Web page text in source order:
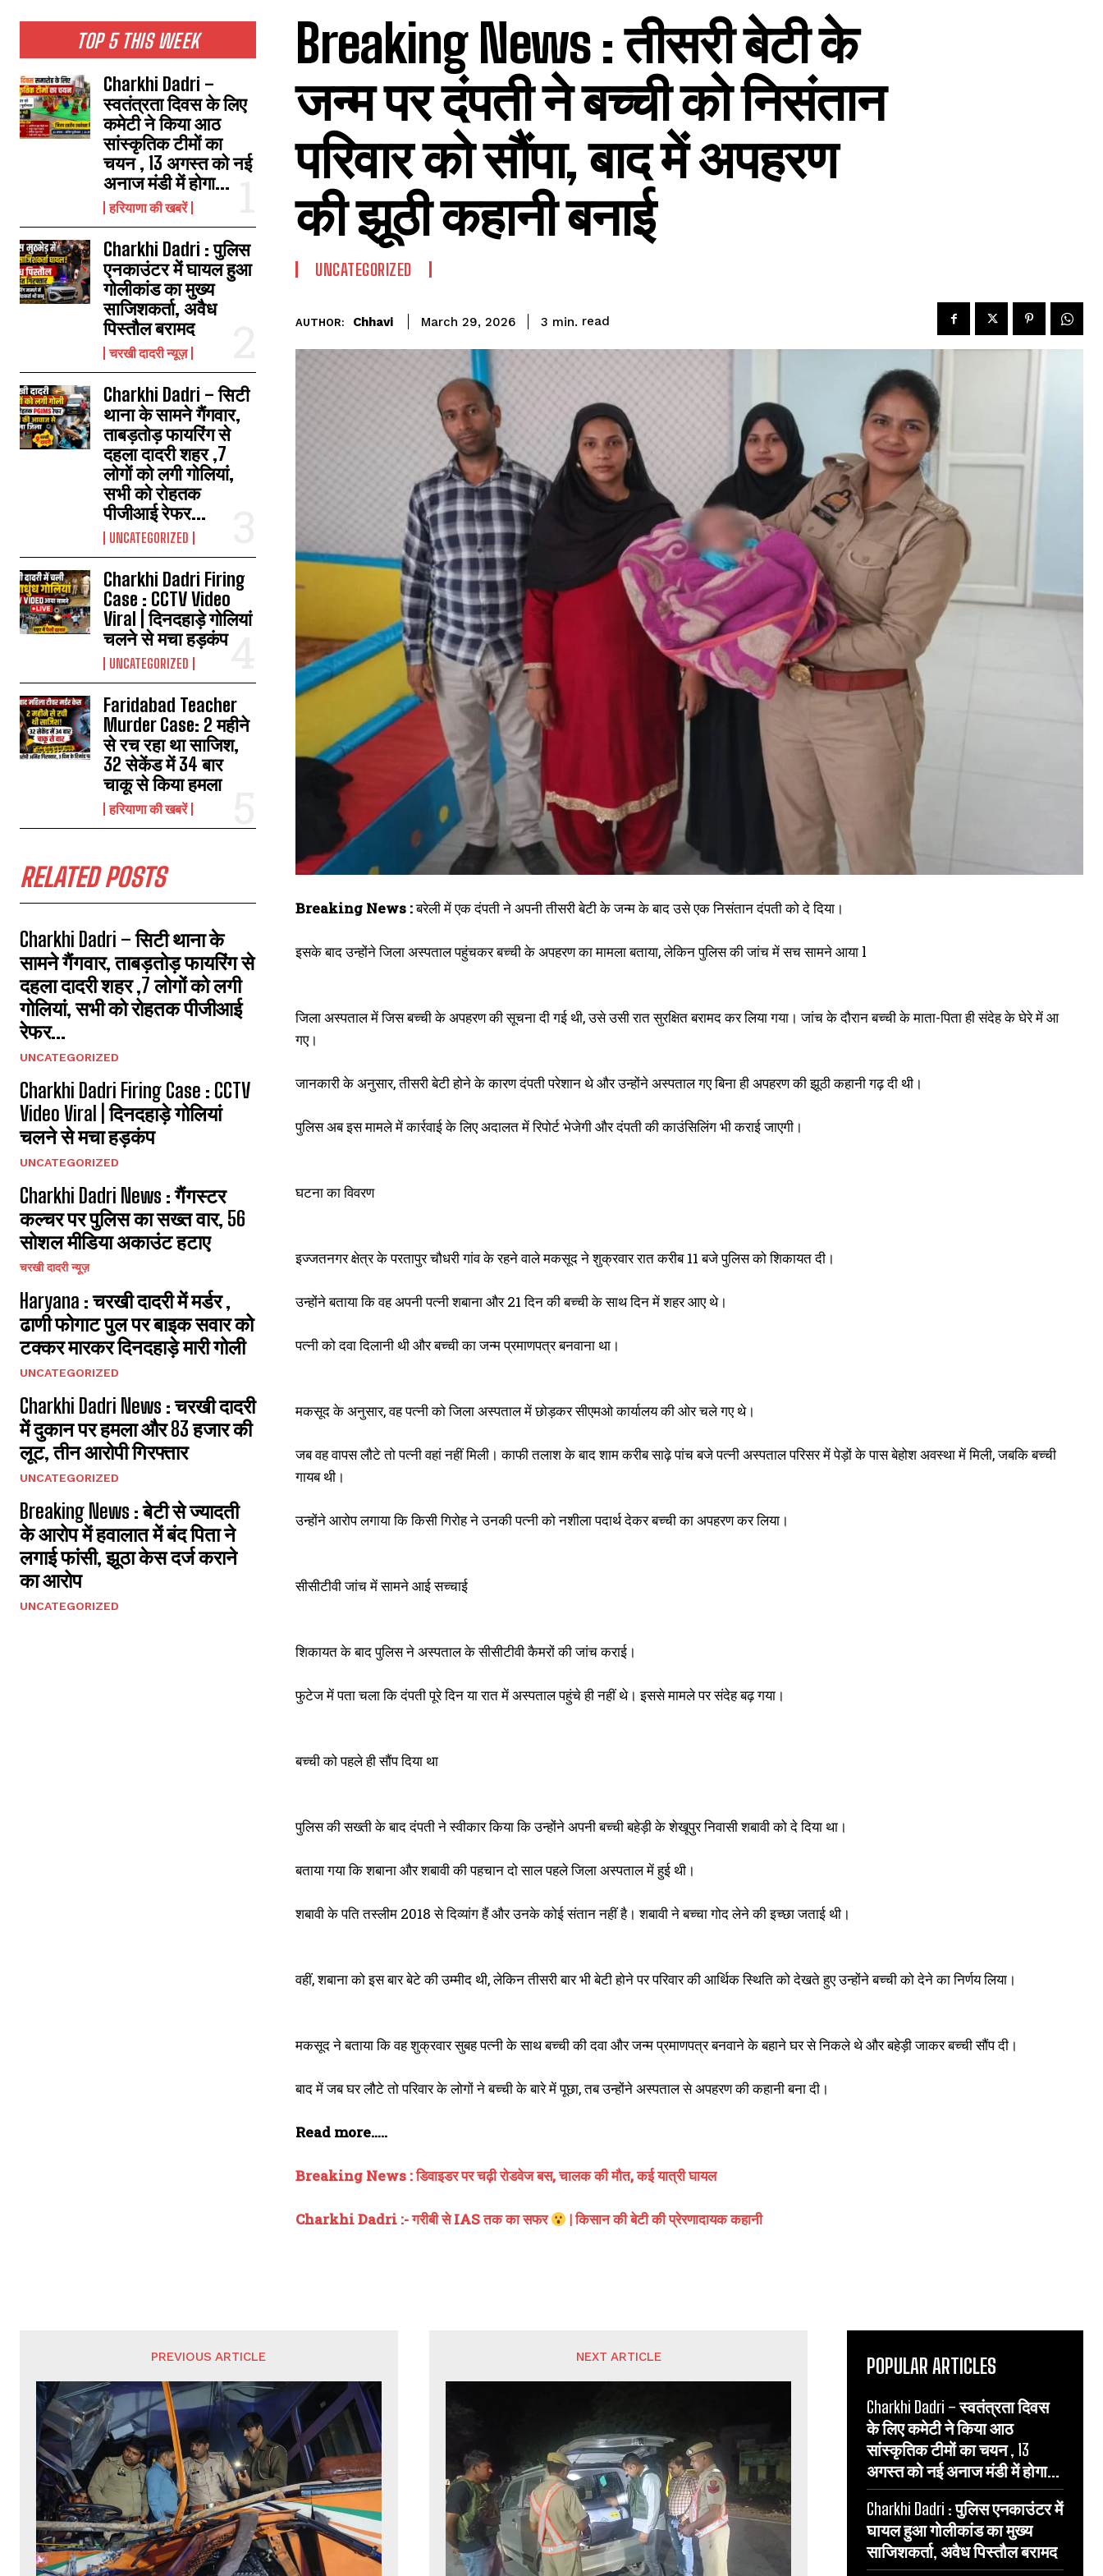
TOP 5 THIS WEEK
Charkhi Dadri –
स्वतंत्रता दिवस के लिए
कमेटी ने किया आठ
सांस्कृतिक टीमों का
चयन , 13 अगस्त को नई
अनाज मंडी में होगा...
हरियाणा की खबरें
Charkhi Dadri : पुलिस
एनकाउंटर में घायल हुआ
गोलीकांड का मुख्य
साजिशकर्ता, अवैध
पिस्तौल बरामद
चरखी दादरी न्यूज़
Charkhi Dadri – सिटी
थाना के सामने गैंगवार,
ताबड़तोड़ फायरिंग से
दहला दादरी शहर ,7
लोगों को लगी गोलियां,
सभी को रोहतक
पीजीआई रेफर...
UNCATEGORIZED
Charkhi Dadri Firing
Case : CCTV Video
Viral | दिनदहाड़े गोलियां
चलने से मचा हड़कंप
UNCATEGORIZED
Faridabad Teacher
Murder Case: 2 महीने
से रच रहा था साजिश,
32 सेकेंड में 34 बार
चाकू से किया हमला
हरियाणा की खबरें
RELATED POSTS
Charkhi Dadri – सिटी थाना के
सामने गैंगवार, ताबड़तोड़ फायरिंग से
दहला दादरी शहर ,7 लोगों को लगी
गोलियां, सभी को रोहतक पीजीआई
रेफर...
UNCATEGORIZED
Charkhi Dadri Firing Case : CCTV
Video Viral | दिनदहाड़े गोलियां
चलने से मचा हड़कंप
UNCATEGORIZED
Charkhi Dadri News : गैंगस्टर
कल्चर पर पुलिस का सख्त वार, 56
सोशल मीडिया अकाउंट हटाए
चरखी दादरी न्यूज़
Haryana : चरखी दादरी में मर्डर ,
ढाणी फोगाट पुल पर बाइक सवार को
टक्कर मारकर दिनदहाड़े मारी गोली
UNCATEGORIZED
Charkhi Dadri News : चरखी दादरी
में दुकान पर हमला और 83 हजार की
लूट, तीन आरोपी गिरफ्तार
UNCATEGORIZED
Breaking News : बेटी से ज्यादती
के आरोप में हवालात में बंद पिता ने
लगाई फांसी, झूठा केस दर्ज कराने
का आरोप
UNCATEGORIZED
Breaking News : तीसरी बेटी के
जन्म पर दंपती ने बच्ची को निसंतान
परिवार को सौंपा, बाद में अपहरण
की झूठी कहानी बनाई
UNCATEGORIZED
AUTHOR: Chhavi March 29, 2026 3 min. read
Breaking News :बरेली में एक दंपती ने अपनी तीसरी बेटी के जन्म के बाद उसे एक निसंतान दंपती को दे दिया।
इसके बाद उन्होंने जिला अस्पताल पहुंचकर बच्ची के अपहरण का मामला बताया, लेकिन पुलिस की जांच में सच सामने आया l
जिला अस्पताल में जिस बच्ची के अपहरण की सूचना दी गई थी, उसे उसी रात सुरक्षित बरामद कर लिया गया। जांच के दौरान बच्ची के माता-पिता ही संदेह के घेरे में आ
गए।
जानकारी के अनुसार, तीसरी बेटी होने के कारण दंपती परेशान थे और उन्होंने अस्पताल गए बिना ही अपहरण की झूठी कहानी गढ़ दी थी।
पुलिस अब इस मामले में कार्रवाई के लिए अदालत में रिपोर्ट भेजेगी और दंपती की काउंसिलिंग भी कराई जाएगी।
घटना का विवरण
इज्जतनगर क्षेत्र के परतापुर चौधरी गांव के रहने वाले मकसूद ने शुक्रवार रात करीब 11 बजे पुलिस को शिकायत दी।
उन्होंने बताया कि वह अपनी पत्नी शबाना और 21 दिन की बच्ची के साथ दिन में शहर आए थे।
पत्नी को दवा दिलानी थी और बच्ची का जन्म प्रमाणपत्र बनवाना था।
मकसूद के अनुसार, वह पत्नी को जिला अस्पताल में छोड़कर सीएमओ कार्यालय की ओर चले गए थे।
जब वह वापस लौटे तो पत्नी वहां नहीं मिली। काफी तलाश के बाद शाम करीब साढ़े पांच बजे पत्नी अस्पताल परिसर में पेड़ों के पास बेहोश अवस्था में मिली, जबकि बच्ची
गायब थी।
उन्होंने आरोप लगाया कि किसी गिरोह ने उनकी पत्नी को नशीला पदार्थ देकर बच्ची का अपहरण कर लिया।
सीसीटीवी जांच में सामने आई सच्चाई
शिकायत के बाद पुलिस ने अस्पताल के सीसीटीवी कैमरों की जांच कराई।
फुटेज में पता चला कि दंपती पूरे दिन या रात में अस्पताल पहुंचे ही नहीं थे। इससे मामले पर संदेह बढ़ गया।
बच्ची को पहले ही सौंप दिया था
पुलिस की सख्ती के बाद दंपती ने स्वीकार किया कि उन्होंने अपनी बच्ची बहेड़ी के शेखूपुर निवासी शबावी को दे दिया था।
बताया गया कि शबाना और शबावी की पहचान दो साल पहले जिला अस्पताल में हुई थी।
शबावी के पति तस्लीम 2018 से दिव्यांग हैं और उनके कोई संतान नहीं है। शबावी ने बच्चा गोद लेने की इच्छा जताई थी।
वहीं, शबाना को इस बार बेटे की उम्मीद थी, लेकिन तीसरी बार भी बेटी होने पर परिवार की आर्थिक स्थिति को देखते हुए उन्होंने बच्ची को देने का निर्णय लिया।
मकसूद ने बताया कि वह शुक्रवार सुबह पत्नी के साथ बच्ची की दवा और जन्म प्रमाणपत्र बनवाने के बहाने घर से निकले थे और बहेड़ी जाकर बच्ची सौंप दी।
बाद में जब घर लौटे तो परिवार के लोगों ने बच्ची के बारे में पूछा, तब उन्होंने अस्पताल से अपहरण की कहानी बना दी।
Read more…..
Breaking News : डिवाइडर पर चढ़ी रोडवेज बस, चालक की मौत, कई यात्री घायल
Charkhi Dadri :- गरीबी से IAS तक का सफर | किसान की बेटी की प्रेरणादायक कहानी
PREVIOUS ARTICLE NEXT ARTICLE POPULAR ARTICLES
Charkhi Dadri – स्वतंत्रता दिवस
के लिए कमेटी ने किया आठ
सांस्कृतिक टीमों का चयन , 13
अगस्त को नई अनाज मंडी में होगा...
Charkhi Dadri : पुलिस एनकाउंटर में
घायल हुआ गोलीकांड का मुख्य
साजिशकर्ता, अवैध पिस्तौल बरामद